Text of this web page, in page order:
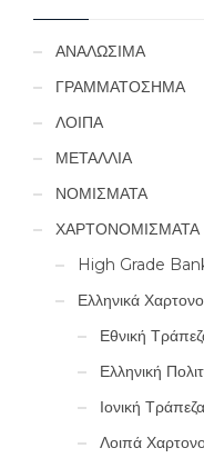
ΑΝΑΛΩΣΙΜΑ
ΓΡΑΜΜΑΤΟΣΗΜΑ
ΛΟΙΠΑ
ΜΕΤΑΛΛΙΑ
ΝΟΜΙΣΜΑΤΑ
ΧΑΡΤΟΝΟΜΙΣΜΑΤΑ
High Grade
Ελληνικά
Εθνική
Ελληνική
Ιονική
Λοιπά